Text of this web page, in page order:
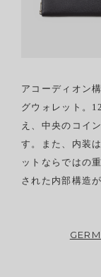
アコーディオン
グウォレット。
え、中央のコイ
す。また、内装
ットならではの
された内部構造